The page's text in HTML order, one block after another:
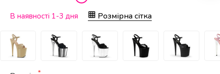
В наявності 1-3 дня Розмірна сітка